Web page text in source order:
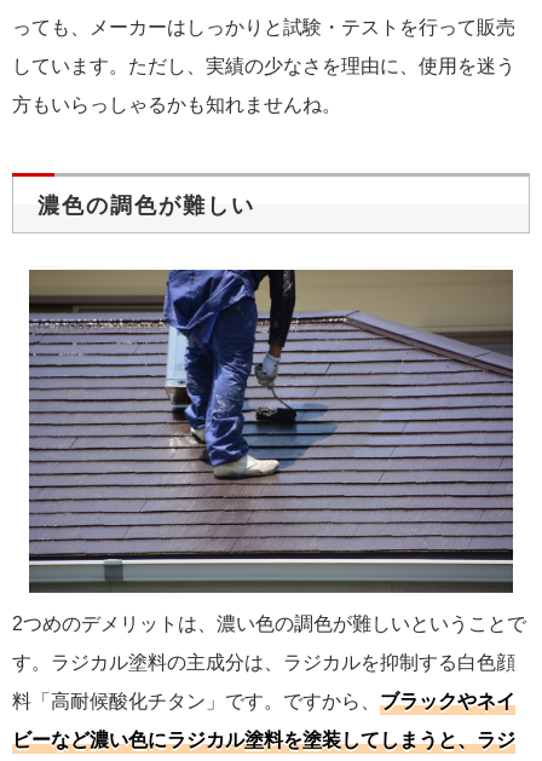
っても、メーカーはしっかりと試験・テストを行って販売
しています。ただし、実績の少なさを理由に、使用を迷う
方もいらっしゃるかも知れませんね。
濃色の調色が難しい
2つめのデメリットは、濃い色の調色が難しいということで
す。ラジカル塗料の主成分は、ラジカルを抑制する白色顔
料「高耐候酸化チタン」です。ですから、 ブラックやネイ
ビーなど濃い色にラジカル塗料を塗装してしまうと、ラジ